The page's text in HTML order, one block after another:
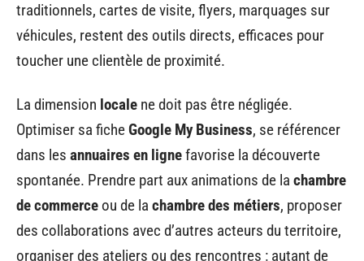
traditionnels, cartes de visite, flyers, marquages sur
véhicules, restent des outils directs, efficaces pour
toucher une clientèle de proximité.
La dimension locale ne doit pas être négligée.
Optimiser sa ficheGoogle My Business, se référencer
dans les annuaires en lignefavorise la découverte
spontanée. Prendre part aux animations de la chambre
de commerce ou de la chambre des métiers, proposer
des collaborations avec d’autres acteurs du territoire,
organiser des ateliers ou des rencontres : autant de